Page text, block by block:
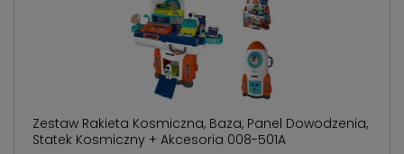
Zestaw Rakieta Kosmiczna, Baza, Panel Dowodzenia,
Statek Kosmiczny + Akcesoria 008-501A